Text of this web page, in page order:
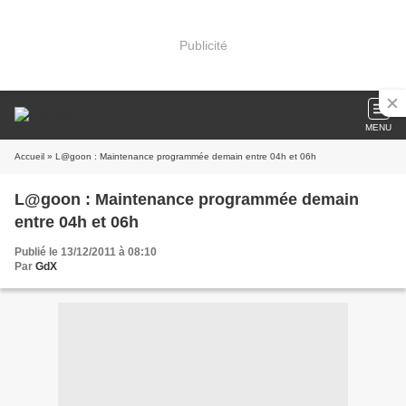
Publicité
MENU
Accueil » L@goon : Maintenance programmée demain entre 04h et 06h
L@goon : Maintenance programmée demain
entre 04h et 06h
Publié le 13/12/2011 à 08:10
Par GdX